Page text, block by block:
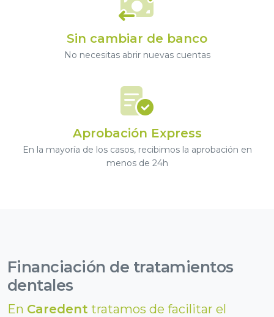
Sin cambiar de banco
No necesitas abrir nuevas cuentas
Aprobación Express
En la mayoría de los casos, recibimos la aprobación en
menos de 24h
Financiación de tratamientos
dentales
En Caredent tratamos de facilitar el